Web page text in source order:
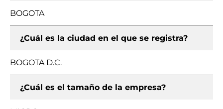
BOGOTA
¿Cuál es la ciudad en el que se registra?
BOGOTA D.C.
¿Cuál es el tamaño de la empresa?